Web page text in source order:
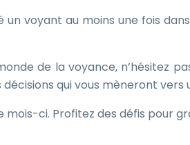
un voyant au moins une fois
de la voyance, n’hésitez
qui vous mèneront vers
ci. Profitez des défis pour